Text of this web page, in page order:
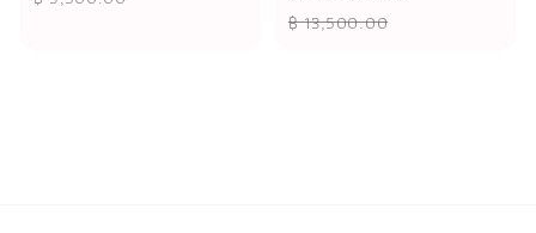
price
฿ 13,500.00